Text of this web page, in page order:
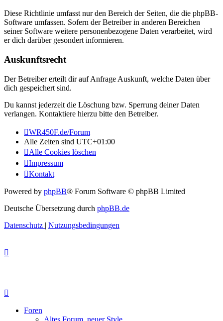
Diese Richtlinie umfasst nur den Bereich der Seiten, die die phpBB-
Software umfassen. Sofern der Betreiber in anderen Bereichen
seiner Software weitere personenbezogene Daten verarbeitet, wird
er dich darüber gesondert informieren.
Auskunftsrecht
Der Betreiber erteilt dir auf Anfrage Auskunft, welche Daten über
dich gespeichert sind.
Du kannst jederzeit die Löschung bzw. Sperrung deiner Daten
verlangen. Kontaktiere hierzu bitte den Betreiber.
WR450F.de/Forum
Alle Zeiten sind UTC+01:00
Alle Cookies löschen
Impressum
Kontakt
Powered by phpBB® Forum Software © phpBB Limited
Deutsche Übersetzung durch phpBB.de
Datenschutz | Nutzungsbedingungen
Foren